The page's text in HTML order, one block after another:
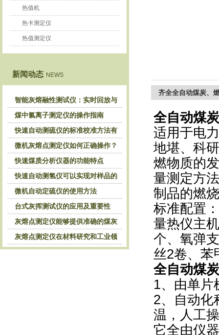
热值机
热卡测定仪
热值测定仪
新闻动态 NEWS
智能灰熔融性测试仪：实时回放与
历史分析，解锁灰熔特性精准洞察
煤中氯离子测定仪的操作指南
快速自动测硫仪的标准校准方法有
哪些？
微机灰熔点测定仪如何正确操作？
快速煤质分析仪器的功能特点
快速自动测氢仪可以实现对样品的
自动处理和检测
微机自动定硫仪的使用方法
台式灰挥测试仪的应用及重要性
灰熔点测定仪能够提供准确的煤灰
熔融性参数
灰熔点测定仪在材料研究和工业领
域中发挥重要作用
齐全全自动煤炭、
全自动煤
适用于电
地堪、科
燃物质的
量测定方
制品的燃
标准配置：
量热仪主
个、氧弹
丝2卷、苯
全自动煤
1、由单片
2、自动化
温，人工
它全由仪